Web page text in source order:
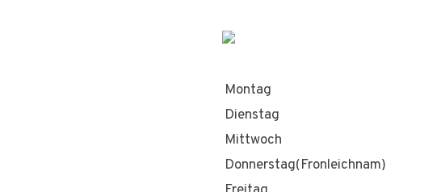
Montag
Dienstag
Mittwoch
Donnerstag(Fronleichnam)